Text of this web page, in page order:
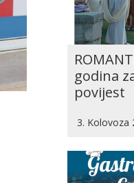
godina
povijest
3. Kolovoza